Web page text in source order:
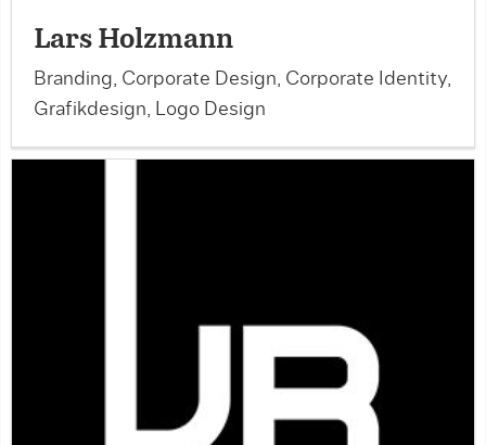
Lars Holzmann
Branding, Corporate Design, Corporate Identity,
Grafikdesign, Logo Design